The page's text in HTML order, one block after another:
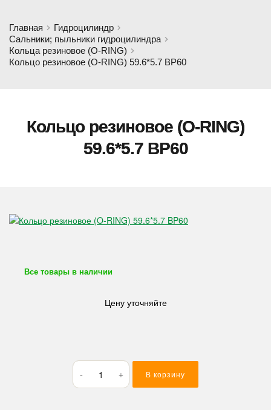
Главная
Гидроцилиндр
Сальники; пыльники гидроцилиндра
Кольца резиновое (O-RING)
Кольцо резиновое (O-RING) 59.6*5.7 BP60
Кольцо резиновое (O-RING)
59.6*5.7 BP60
Все товары в наличии
Цену уточняйте
Количество
товара
Кольцо
В корзину